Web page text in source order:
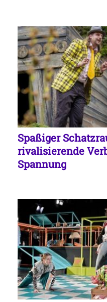
Spaßiger
rivalisierende
Spannung